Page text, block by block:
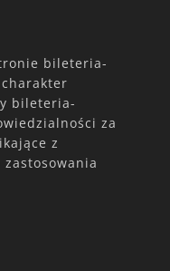
bileteria-
bileteria-
za
z